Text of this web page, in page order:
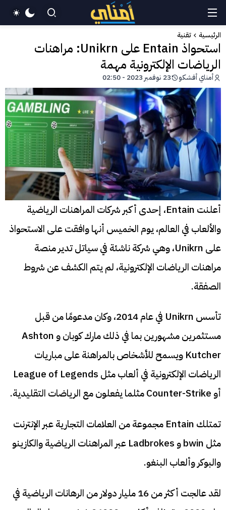
الرئيسية تقنية
استحواذ Entain على Unikrn: مراهنات
الرياضات الإلكترونية مهمة
أمناي أفشكو 23 نوفمبر 2023 - 02:50
أعلنت Entain، إحدى أكبر شركات المراهنات الرياضية
والألعاب في العالم، يوم الخميس أنها وافقت على الاستحواذ
على Unikrn، وهي شركة ناشئة في سياتل تدير منصة
مراهنات الرياضات الإلكترونية، لم يتم الكشف عن شروط
الصفقة.
تأسس Unikrn في عام 2014، وكان مدعومًا من قبل
مستثمرين مشهورين بما في ذلك مارك كوبان و Ashton
Kutcher ويسمح للأشخاص بالمراهنة على مباريات
الرياضات الإلكترونية في ألعاب مثل League of Legends
أو Counter-Strike مثلما يفعلون مع الرياضات التقليدية.
تمتلك Entain مجموعة من العلامات التجارية عبر الإنترنت
مثل bwin و Ladbrokes عبر المراهنات الرياضية والكازينو
والبوكر وألعاب البنغو.
لقد عالجت أكثر من 16 مليار دولار من الرهانات الرياضية في